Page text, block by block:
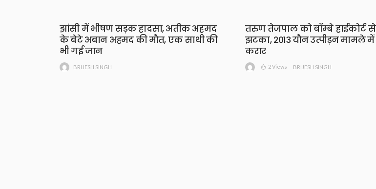
झांसी में भीषण सड़क हादसा, अतीक अहमद
के बेटे अबान अहमद की मौत, एक साथी की
भी गई जान
BRIJESH SINGH
तरुण तेजपाल को बॉम्बे हाईकोर्ट से
झटका, 2013 यौन उत्पीड़न मामले में
करार
2 Views BRIJESH SINGH